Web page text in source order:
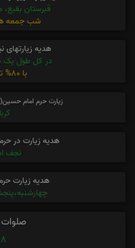
قبرستان
شب جمعه
هدیه زیارتهای
در کل طول یک
با 80% تخفیف
زیارت حرم امام
هدیه زیارت در
نجف
هدیه زیارت
8